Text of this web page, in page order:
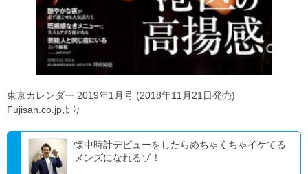
東京カレンダー 2019年1月号 (2018年11月21日発売)
Fujisan.co.jpより
懐中時計デビューをしたらめちゃくちゃイケてる
メンズになれるゾ！